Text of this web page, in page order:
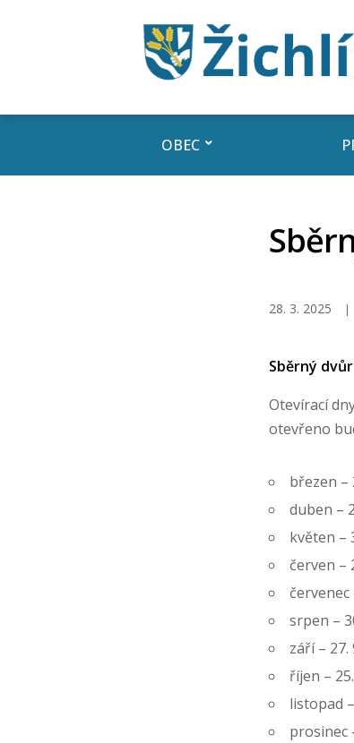
OBEC
28. 3. 2025
Sběrný dvůr
Otevírací
otevřeno
březen –
duben –
květen –
červen –
červenec
srpen –
září – 27.
říjen –
listopad
prosinec